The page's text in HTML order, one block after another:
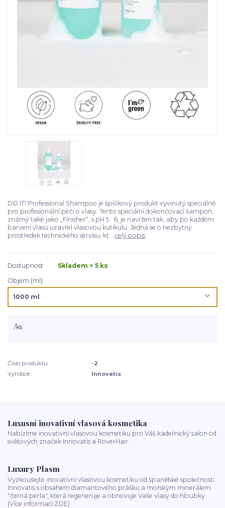
DO IT! Professional Shampoo je špičkový produkt vyvinutý speciálně
pro profesionální péči o vlasy. Tento speciální dokončovací šampon,
známý také jako „Finisher“, s pH 5 · 6, je navržen tak, aby po každém
barvení vlasů uzavřel vlasovou kutikulu. Jedná se o nezbytný
prostředek technického servisu, kt... celý popis
Dostupnost
Skladem > 5 ks
Objem (ml)
/ks
Číslo produktu:
-2
Výrobce:
Innovatis
Luxusní inovativní vlasová kosmetika
Nabízíme inovativní vlasovou kosmetiku pro Váš kadeřnický salon od
světových značek Innovatis a RoverHair.
Luxury Plasm
Vyzkoušejte inovativní vlasovou kosmetiku od španělské společnosti
Innovatis s obsahem diamantového prášku a mořským minerálem
"černá perla", která regeneruje a obnovuje Vaše vlasy do hloubky.
(Více informací ZDE)